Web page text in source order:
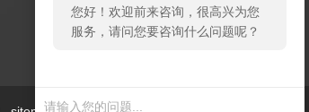
您好！欢迎前来咨询，很高兴为您
服务，请问您要咨询什么问题呢？
扫一扫加微信